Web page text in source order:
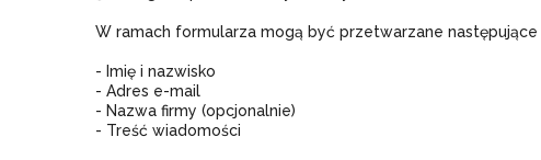
W ramach formularza mogą być przetwarzane następujące
- Imię i nazwisko
- Adres e-mail
- Nazwa firmy (opcjonalnie)
- Treść wiadomości